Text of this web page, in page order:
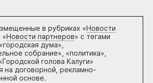
в рубриках «Новости
«Новости партнеров» с тегами
дума»,
собрание», «политика»,
голова Калуги»
на договорной, рекламно-
основе.